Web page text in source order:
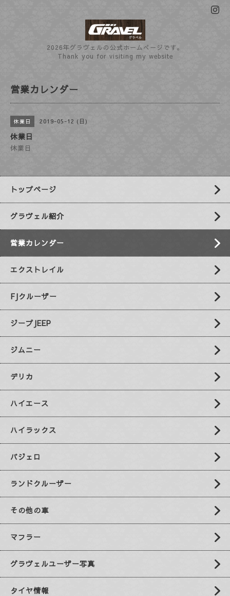
2026年グラヴェルの公式ホームぺージです。
Thank you for visiting my website
営業カレンダー
休業日 2019-05-12 (日)
休業日
休業日
トップページ
グラヴェル紹介
営業カレンダー
エクストレイル
FJクルーザー
ジープJEEP
ジムニー
デリカ
ハイエース
ハイラックス
パジェロ
ランドクルーザー
その他の車
マフラー
グラヴェルユーザー写真
タイヤ情報